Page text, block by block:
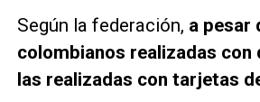
Según la federación, a pesar
colombianos realizadas
las realizadas con tarjetas